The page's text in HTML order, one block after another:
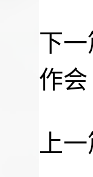
下
作会
上